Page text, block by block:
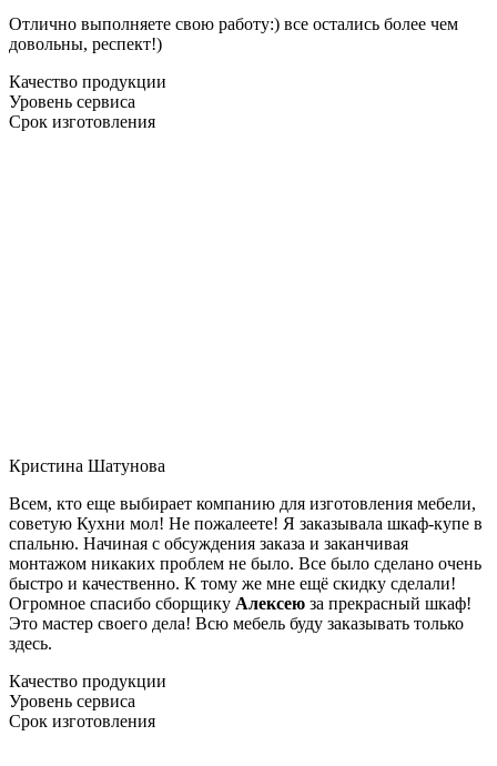
Отлично выполняете свою работу:) все остались более чем
довольны, респект!)
Качество продукции
Уровень сервиса
Срок изготовления
Кристина Шатунова
Всем, кто еще выбирает компанию для изготовления мебели,
советую Кухни мол! Не пожалеете! Я заказывала шкаф-купе в
спальню. Начиная с обсуждения заказа и заканчивая
монтажом никаких проблем не было. Все было сделано очень
быстро и качественно. К тому же мне ещё скидку сделали!
Огромное спасибо сборщику Алексею за прекрасный шкаф!
Это мастер своего дела! Всю мебель буду заказывать только
здесь.
Качество продукции
Уровень сервиса
Срок изготовления